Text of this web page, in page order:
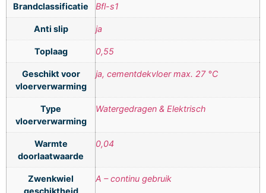
Brandclassificatie Bfl-s1
Anti slip ja
Toplaag 0,55
Geschikt voor
vloerverwarming
ja, cementdekvloer max. 27 °C
Type
vloerverwarming
Watergedragen & Elektrisch
Warmte
doorlaatwaarde
0,04
Zwenkwiel
geschiktheid
A – continu gebruik